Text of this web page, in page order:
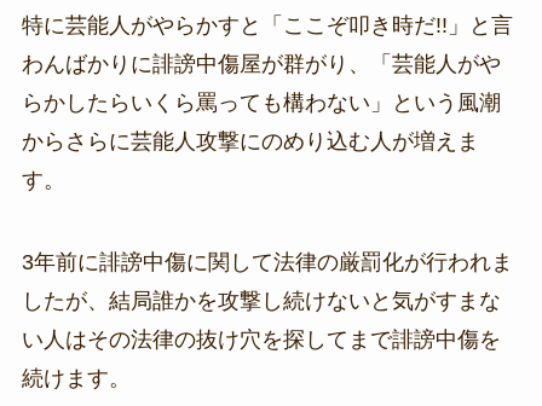
特に芸能人がやらかすと「ここぞ叩き時だ!!」と言
わんばかりに誹謗中傷屋が群がり、「芸能人がや
らかしたらいくら罵っても構わない」という風潮
からさらに芸能人攻撃にのめり込む人が増えま
す。
3年前に誹謗中傷に関して法律の厳罰化が行われま
したが、結局誰かを攻撃し続けないと気がすまな
い人はその法律の抜け穴を探してまで誹謗中傷を
続けます。